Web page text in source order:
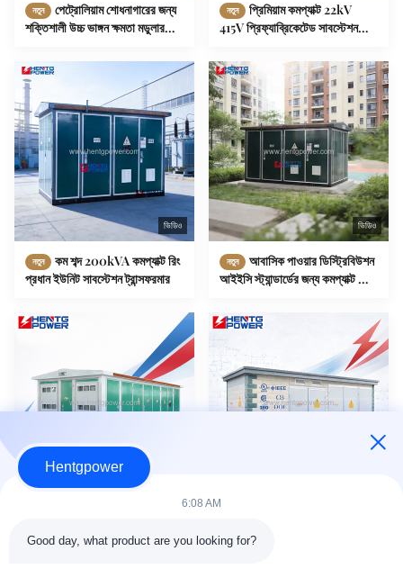
নতুন
পেট্রোলিয়াম শোধনাগারের জন্য
শক্তিশালী উচ্চ ভাঙ্গন ক্ষমতা মডুলার
হারমোনিক ফিল্টারিং এনার্জি স্টেশন
নতুন
প্রিমিয়াম কমপ্যাক্ট 22kV
415V প্রিফ্যাব্রিকেটেড সাবস্টেশন
উত্পাদন কর্মশালার জন্য
কম্পার্টমেন্টালাইজড ট্রান্সফরমার
ভিডিও
নতুন
কম শব্দ 200kVA কমপ্যাক্ট রিং
প্রধান ইউনিট সাবস্টেশন ট্রান্সফরমার
ভিডিও
নতুন
আবাসিক পাওয়ার ডিস্ট্রিবিউশন
আইইসি স্ট্যান্ডার্ডের জন্য কমপ্যাক্ট রিং
1000 কেভিএ 1250 কেভিএ 1600
2000KVA 2500kVA সৌর
Hentgpower
6:08 AM
Good day, what product are you looking for?